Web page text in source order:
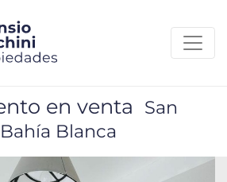
en venta
San
Blanca